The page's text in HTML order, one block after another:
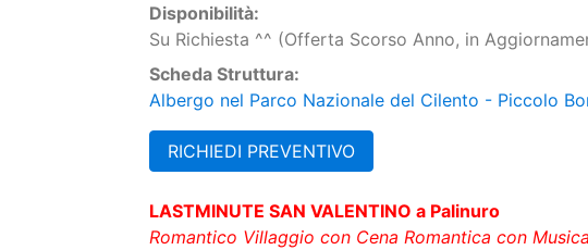
Disponibilità:
Su Richiesta ^^ (Offerta Scorso Anno, in
Scheda Struttura:
Albergo nel Parco Nazionale del Cilento - Piccolo
RICHIEDI PREVENTIVO
LASTMINUTE SAN VALENTINO a Palinuro
Romantico Villaggio con Cena Romantica con